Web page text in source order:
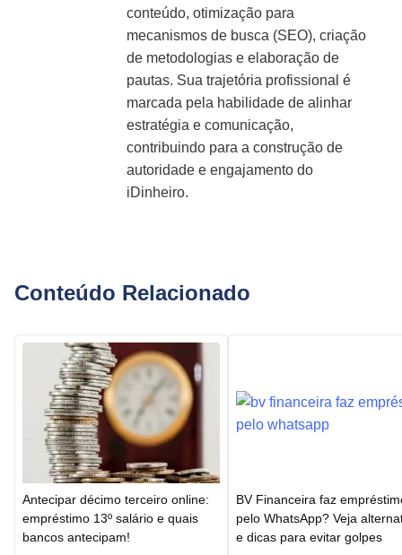
conteúdo, otimização para
mecanismos de busca (SEO), criação
de metodologias e elaboração de
pautas. Sua trajetória profissional é
marcada pela habilidade de alinhar
estratégia e comunicação,
contribuindo para a construção de
autoridade e engajamento do
iDinheiro.
Conteúdo Relacionado
Antecipar décimo terceiro online:
empréstimo 13º salário e quais
bancos antecipam!
BV Financeira faz
pelo WhatsApp? Veja
e dicas para evitar golpes